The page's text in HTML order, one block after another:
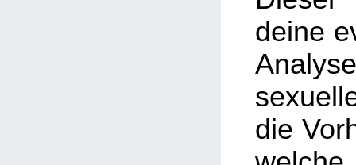
deine
die